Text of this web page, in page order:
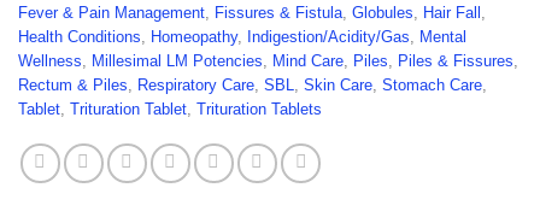
Fever & Pain Management, Fissures & Fistula, Globules, Hair Fall ,
Health Conditions, Homeopathy, Indigestion/Acidity/Gas, Mental
Wellness, Millesimal LM Potencies, Mind Care, Piles, Piles & Fissures,
Rectum & Piles, Respiratory Care, SBL, Skin Care, Stomach Care,
Tablet, Trituration Tablet, Trituration Tablets